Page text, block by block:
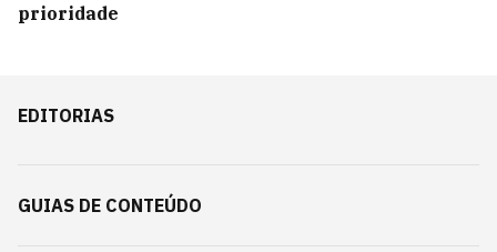
prioridade
EDITORIAS
GUIAS DE CONTEÚDO